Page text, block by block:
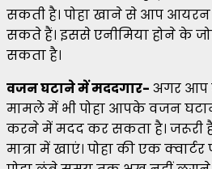
सकती है। पोहा खाने से आप
सकते हैं। इससे एनीमिया होने के
सकता है।
वजन घटाने में मददगार- अगर आप
मामले में भी पोहा आपके वजन
करने में मदद कर सकता है। जरूरी
मात्रा में खाएं। पोहा की एक